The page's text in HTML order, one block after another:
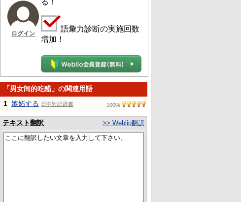
ログイン
る！
語彙力診断の実施回数
増加！
「男女间的吃醋」の関連用語
1 嫉妬する 日中対訳辞書 100%
テキスト翻訳 >> Weblio翻訳